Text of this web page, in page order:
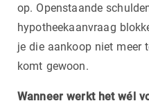
op. Openstaande
hypotheekaanvraag
je die aankoop niet meer
komt gewoon.
Wanneer werkt het wél